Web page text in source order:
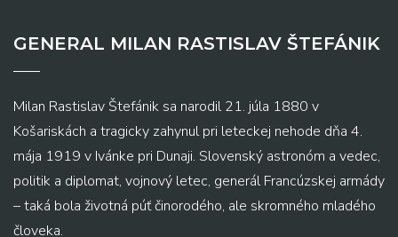
GENERAL MILAN RASTISLAV ŠTEFÁNIK
Milan Rastislav Štefánik sa narodil 21. júla 1880 v
Košariskách a tragicky zahynul pri leteckej nehode dňa 4.
mája 1919 v Ivánke pri Dunaji. Slovenský astronóm a vedec,
politik a diplomat, vojnový letec, generál Francúzskej armády
– taká bola životná púť činorodého, ale skromného mladého
človeka.